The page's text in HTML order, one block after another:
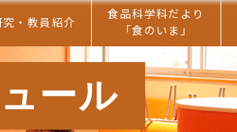
ール
究・教員紹介
食品科学科だより
「食のいま」